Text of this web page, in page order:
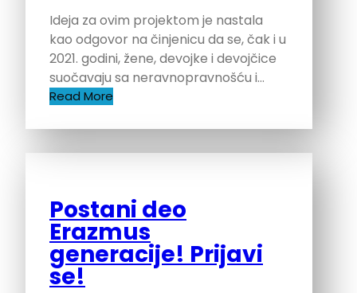
Ideja za ovim projektom je nastala
kao odgovor na činjenicu da se, čak i u
2021. godini, žene, devojke i devojčice
suočavaju sa neravnopravnošću i…
Read More
Postani deo
Erazmus
generacije! Prijavi
se!